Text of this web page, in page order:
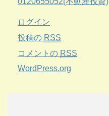
ログイン
投稿の RSS
コメントの RSS
WordPress.org